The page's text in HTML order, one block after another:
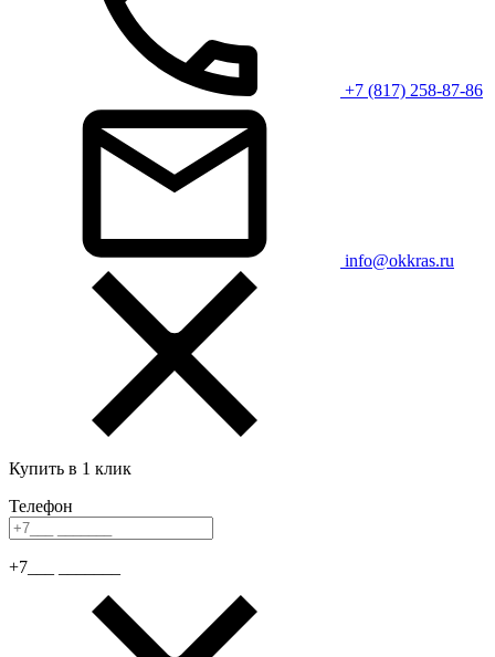
+7 (817) 258-87-86
info@okkras.ru
Купить в 1 клик
Телефон
+7___ _______